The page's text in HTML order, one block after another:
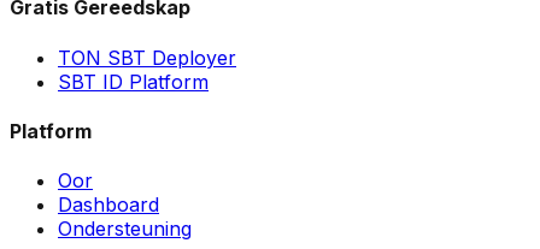
Gratis Gereedskap
TON SBT Deployer
SBT ID Platform
Platform
Oor
Dashboard
Ondersteuning